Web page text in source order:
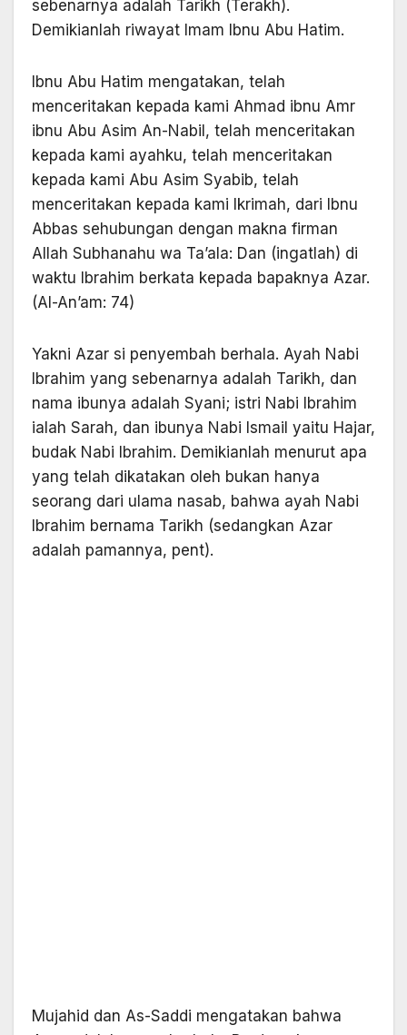
sebenarnya adalah Tarikh (Terakh).
Demikianlah riwayat Imam Ibnu Abu Hatim.
Ibnu Abu Hatim mengatakan, telah
menceritakan kepada kami Ahmad ibnu Amr
ibnu Abu Asim An-Nabil, telah menceritakan
kepada kami ayahku, telah menceritakan
kepada kami Abu Asim Syabib, telah
menceritakan kepada kami Ikrimah, dari Ibnu
Abbas sehubungan dengan makna firman
Allah Subhanahu wa Ta’ala: Dan (ingatlah) di
waktu Ibrahim berkata kepada bapaknya Azar.
(Al-An’am: 74)
Yakni Azar si penyembah berhala. Ayah Nabi
Ibrahim yang sebenarnya adalah Tarikh, dan
nama ibunya adalah Syani; istri Nabi Ibrahim
ialah Sarah, dan ibunya Nabi Ismail yaitu Hajar,
budak Nabi Ibrahim. Demikianlah menurut apa
yang telah dikatakan oleh bukan hanya
seorang dari ulama nasab, bahwa ayah Nabi
Ibrahim bernama Tarikh (sedangkan Azar
adalah pamannya, pent).
Mujahid dan As-Saddi mengatakan bahwa